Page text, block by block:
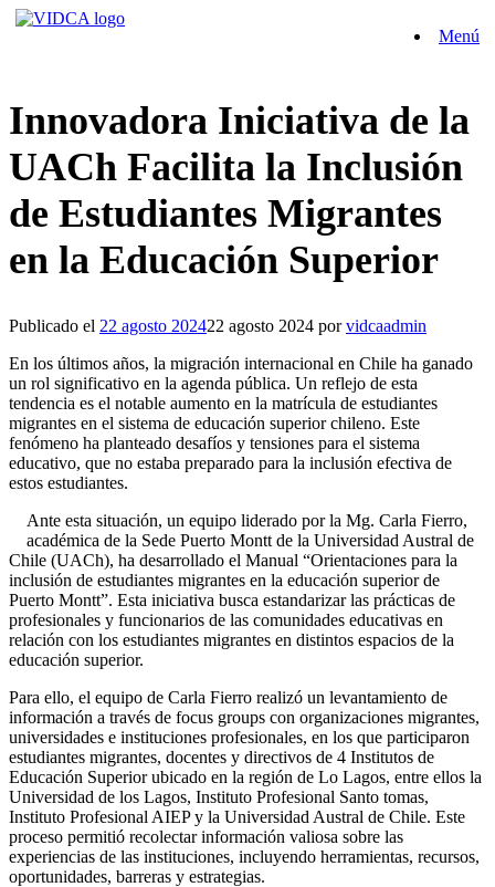
Saltar
Menú
Innovadora Iniciativa de la
UACh Facilita la Inclusión
de Estudiantes Migrantes
en la Educación Superior
Publicado el 22 agosto 202422 agosto 2024 porvidcaadmin
En los últimos años, la migración internacional en Chile ha ganado
un rol significativo en la agenda pública. Un reflejo de esta
tendencia es el notable aumento en la matrícula de estudiantes
migrantes en el sistema de educación superior chileno. Este
fenómeno ha planteado desafíos y tensiones para el sistema
educativo, que no estaba preparado para la inclusión efectiva de
estos estudiantes.
Ante esta situación, un equipo liderado por la Mg. Carla Fierro,
académica de la Sede Puerto Montt de la Universidad Austral de
Chile (UACh), ha desarrollado el Manual “Orientaciones para la
inclusión de estudiantes migrantes en la educación superior de
Puerto Montt”. Esta iniciativa busca estandarizar las prácticas de
profesionales y funcionarios de las comunidades educativas en
relación con los estudiantes migrantes en distintos espacios de la
educación superior.
Para ello, el equipo de Carla Fierro realizó un levantamiento de
información a través de focus groups con organizaciones migrantes,
universidades e instituciones profesionales, en los que participaron
estudiantes migrantes, docentes y directivos de 4 Institutos de
Educación Superior ubicado en la región de Lo Lagos, entre ellos la
Universidad de los Lagos, Instituto Profesional Santo tomas,
Instituto Profesional AIEP y la Universidad Austral de Chile. Este
proceso permitió recolectar información valiosa sobre las
experiencias de las instituciones, incluyendo herramientas, recursos,
oportunidades, barreras y estrategias.